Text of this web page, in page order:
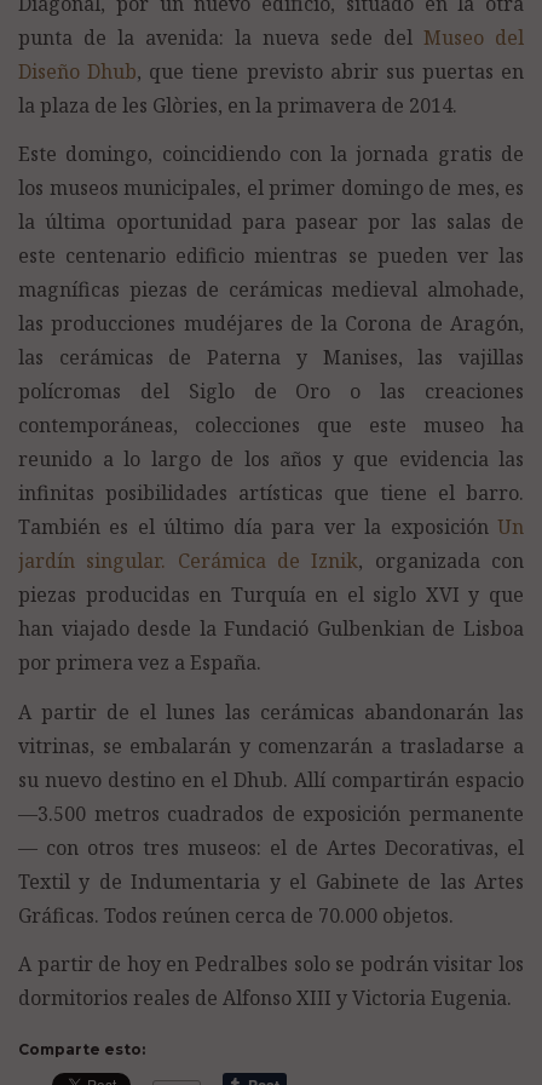
punta de la avenida: la nueva sede del Museo del
Diseño Dhub, que tiene previsto abrir sus puertas en
la plaza de les Glòries, en la primavera de 2014.
Este domingo, coincidiendo con la jornada gratis de
los museos municipales, el primer domingo de mes, es
la última oportunidad para pasear por las salas de
este centenario edificio mientras se pueden ver las
magníficas piezas de cerámicas medieval almohade,
las producciones mudéjares de la Corona de Aragón,
las cerámicas de Paterna y Manises, las vajillas
polícromas del Siglo de Oro o las creaciones
contemporáneas, colecciones que este museo ha
reunido a lo largo de los años y que evidencia las
infinitas posibilidades artísticas que tiene el barro.
También es el último día para ver la exposición Un
jardín singular. Cerámica de Iznik, organizada con
piezas producidas en Turquía en el siglo XVI y que
han viajado desde la Fundació Gulbenkian de Lisboa
por primera vez a España.
A partir de el lunes las cerámicas abandonarán las
vitrinas, se embalarán y comenzarán a trasladarse a
su nuevo destino en el Dhub. Allí compartirán espacio
—3.500 metros cuadrados de exposición permanente
— con otros tres museos: el de Artes Decorativas, el
Textil y de Indumentaria y el Gabinete de las Artes
Gráficas. Todos reúnen cerca de 70.000 objetos.
A partir de hoy en Pedralbes solo se podrán visitar los
dormitorios reales de Alfonso XIII y Victoria Eugenia.
Comparte esto: